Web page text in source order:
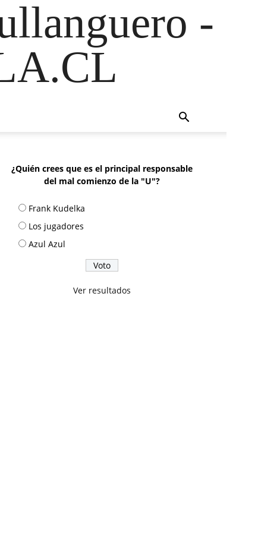
-
¿Quién crees que es el principal responsable
del mal comienzo de la "U"?
Frank Kudelka
Los jugadores
Azul Azul
Ver resultados